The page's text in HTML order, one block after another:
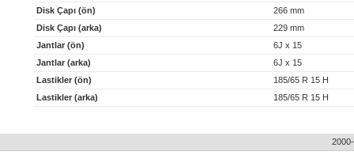
Disk Çapı (ön)
266 mm
Disk Çapı (arka)
229 mm
Jantlar (ön)
6J x 15
Jantlar (arka)
6J x 15
Lastikler (ön)
185/65 R 15 H
Lastikler (arka)
185/65 R 15 H